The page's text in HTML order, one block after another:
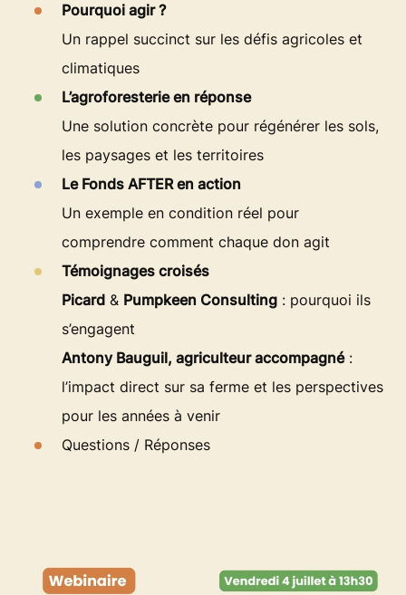
Pourquoi agir ?
Un rappel succinct sur les défis agricoles et
climatiques
L’agroforesterie en réponse
Une solution concrète pour régénérer les sols,
les paysages et les territoires
Le Fonds AFTER en action
Un exemple en condition réel pour
comprendre comment chaque don agit
Témoignages croisés
Picard & Pumpkeen Consulting : pourquoi ils
s’engagent
Antony Bauguil, agriculteur accompagné:
l’impact direct sur sa ferme et les perspectives
pour les années à venir
Questions / Réponses